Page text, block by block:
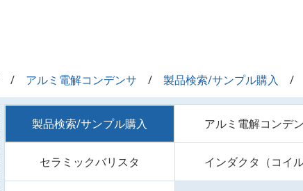
アルミ電解コンデンサ 製品検索/サンプル購入
製品検索/サンプル購入 アルミ電解コンデ
セラミックバリスタ インダクタ（コイル